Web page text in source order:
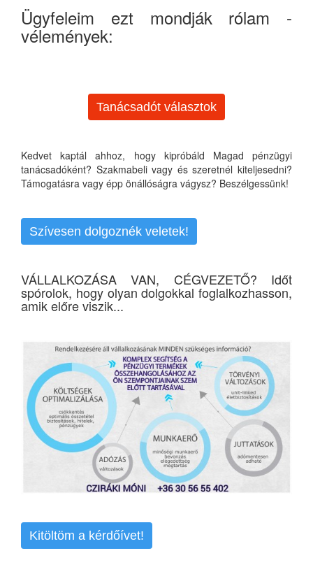
Ügyfeleim ezt mondják rólam -
vélemények:
Tanácsadót választok
Kedvet kaptál ahhoz, hogy kipróbáld Magad pénzügyi
tanácsadóként? Szakmabeli vagy és szeretnél kiteljesedni?
Támogatásra vagy épp önállóságra vágysz? Beszélgessünk!
Szívesen dolgoznék veletek!
VÁLLALKOZÁSA VAN, CÉGVEZETŐ? Időt
spórolok, hogy olyan dolgokkal foglalkozhasson,
amik előre viszik...
Kitöltöm a kérdőívet!